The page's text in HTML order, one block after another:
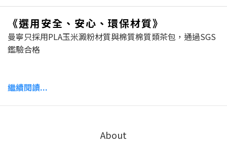
《選用安全、安心、環保材質》
曼寧只採用PLA玉米澱粉材質與棉質棉質類茶包，通過SGS
鑑驗合格
繼續閱讀...
About